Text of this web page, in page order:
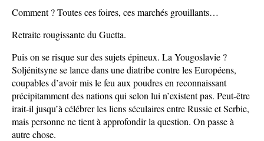
Comment ? Toutes ces foires, ces marchés grouillants…
Retraite rougissante du Guetta.
Puis on se risque sur des sujets épineux. La Yougoslavie ?
Soljénitsyne se lance dans une diatribe contre les Européens,
coupables d’avoir mis le feu aux poudres en reconnaissant
précipitamment des nations qui selon lui n’existent pas. Peut-être
irait-il jusqu’à célébrer les liens séculaires entre Russie et Serbie,
mais personne ne tient à approfondir la question. On passe à
autre chose.